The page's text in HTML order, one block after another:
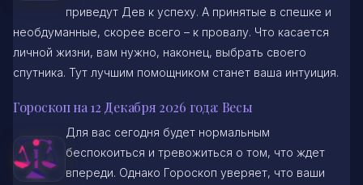
приведут Дев к успеху. А принятые в спешке и
необдуманные, скорее всего – к провалу. Что касается
личной жизни, вам нужно, наконец, выбрать своего
спутника. Тут лучшим помощником станет ваша интуиция.
Гороскоп на 12 Декабря 2026 года: Весы
Для вас сегодня будет нормальным
беспокоиться и тревожиться о том, что ждет
впереди. Однако Гороскоп уверяет, что ваши